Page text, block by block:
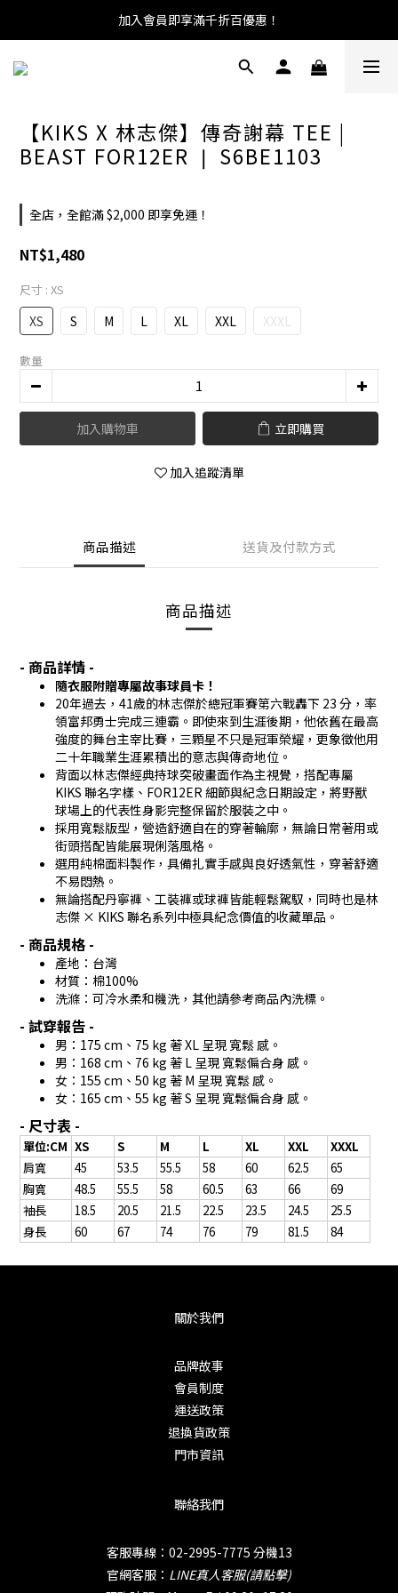
加入會員即享滿千折百優惠！
【KIKS X 林志傑】傳奇謝幕 TEE |
BEAST FOR12ER ❘ S6BE1103
全店，全館滿 $2,000 即享免運！
NT$1,480
尺寸 : XS
XS S M L XL XXL XXXL
數量
加入購物車 立即購買
加入追蹤清單
商品描述 送貨及付款方式
商品描述
- 商品詳情 -
隨衣服附贈專屬故事球員卡！
20年過去，41歲的林志傑於總冠軍賽第六戰轟下 23 分，率
領富邦勇士完成三連霸。即使來到生涯後期，他依舊在最高
強度的舞台主宰比賽，三顆星不只是冠軍榮耀，更象徵他用
二十年職業生涯累積出的意志與傳奇地位。
背面以林志傑經典持球突破畫面作為主視覺，搭配專屬
KIKS 聯名字樣、FOR12ER 細節與紀念日期設定，將野獸
球場上的代表性身影完整保留於服裝之中。
採用寬鬆版型，營造舒適自在的穿著輪廓，無論日常著用或
街頭搭配皆能展現俐落風格。
選用純棉面料製作，具備扎實手感與良好透氣性，穿著舒適
不易悶熱。
無論搭配丹寧褲、工裝褲或球褲皆能輕鬆駕馭，同時也是林
志傑 × KIKS 聯名系列中極具紀念價值的收藏單品。
- 商品規格 -
產地：台灣
材質：棉100%
洗滌：可冷水柔和機洗，其他請參考商品內洗標。
- 試穿報告 -
男：175 cm、75 kg 著 XL 呈現 寬鬆 感。
男：168 cm、76 kg 著 L 呈現 寬鬆偏合身 感。
女：155 cm、50 kg 著 M 呈現 寬鬆 感。
女：165 cm、55 kg 著 S 呈現 寬鬆偏合身 感。
- 尺寸表 -
單位:CM XS S M L XL XXL
XXXL
肩寬
45 53.5 55.5 58 60 62.5
65
胸寬
48.5 55.5 58 60.5 63 66
69
袖長
18.5 20.5 21.5 22.5 23.5 24.5
25.5
身長
60 67 74 76 79 81.5 84
關於我們
品牌故事
會員制度
運送政策
退換貨政策
門市資訊
聯絡我們
客服專線：02-2995-7775 分機13
官網客服： LINE真人客服(請點擊)